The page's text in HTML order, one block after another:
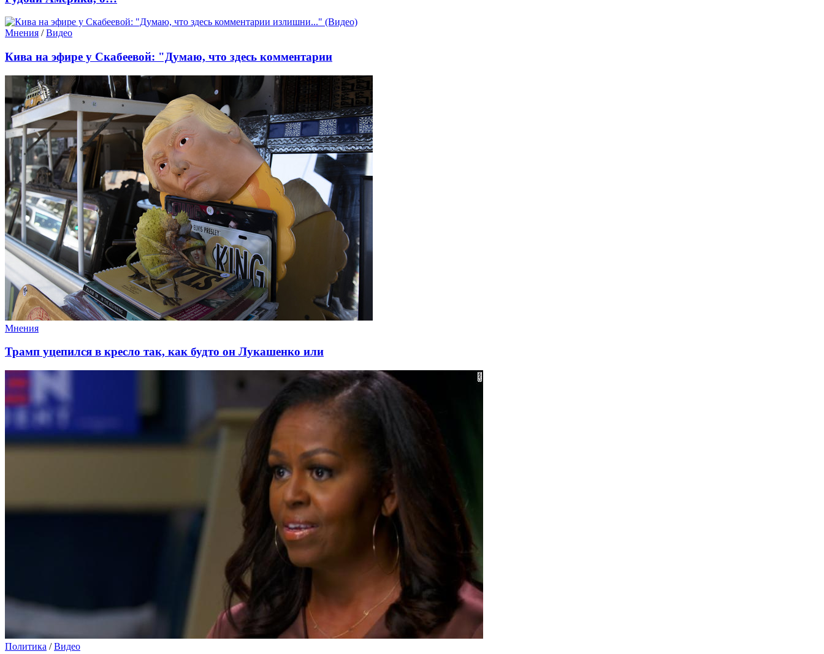
Мнения /Видео
Кивa на эфире у Скабеевой: "Думаю, что здесь комментарии
Мнения
Трамп уцепился в кресло так, как будто он Лукашенко или
Политика /Видео